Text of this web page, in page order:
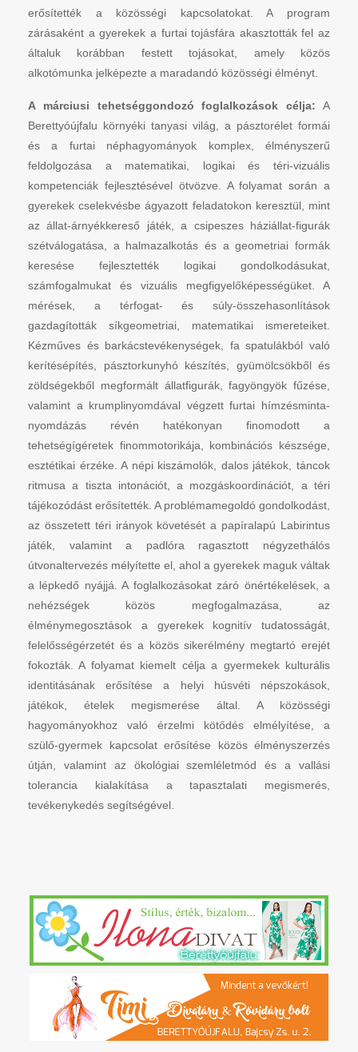
erősítették a közösségi kapcsolatokat. A program
zárásaként a gyerekek a furtai tojásfára akasztották fel az
általuk korábban festett tojásokat, amely közös
alkotómunka jelképezte a maradandó közösségi élményt.
A márciusi tehetséggondozó foglalkozások célja: A
Berettyóújfalu környéki tanyasi világ, a pásztorélet formái
és a furtai néphagyományok komplex, élményszerű
feldolgozása a matematikai, logikai és téri-vizuális
kompetenciák fejlesztésével ötvözve. A folyamat során a
gyerekek cselekvésbe ágyazott feladatokon keresztül, mint
az állat-árnyékkereső játék, a csipeszes háziállat-figurák
szétválogatása, a halmazalkotás és a geometriai formák
keresése fejlesztették logikai gondolkodásukat,
számfogalmukat és vizuális megfigyelőképességüket. A
mérések, a térfogat- és súly-összehasonlítások
gazdagították síkgeometriai, matematikai ismereteiket.
Kézműves és barkácstevékenységek, fa spatulákból való
kerítésépítés, pásztorkunyhó készítés, gyümölcsökből és
zöldségekből megformált állatfigurák, fagyöngyök fűzése,
valamint a krumplinyomdával végzett furtai hímzésminta-
nyomdázás révén hatékonyan finomodott a
tehetségígéretek finommotorikája, kombinációs készsége,
esztétikai érzéke. A népi kiszámolók, dalos játékok, táncok
ritmusa a tiszta intonációt, a mozgáskoordinációt, a téri
tájékozódást erősítették. A problémamegoldó gondolkodást,
az összetett téri irányok követését a papíralapú Labirintus
játék, valamint a padlóra ragasztott négyzethálós
útvonaltervezés mélyítette el, ahol a gyerekek maguk váltak
a lépkedő nyájjá. A foglalkozásokat záró önértékelések, a
nehézségek közös megfogalmazása, az
élménymegosztások a gyerekek kognitív tudatosságát,
felelősségérzetét és a közös sikerélmény megtartó erejét
fokozták. A folyamat kiemelt célja a gyermekek kulturális
identitásának erősítése a helyi húsvéti népszokások,
játékok, ételek megismerése által. A közösségi
hagyományokhoz való érzelmi kötődés elmélyítése, a
szülő-gyermek kapcsolat erősítése közös élményszerzés
útján, valamint az ökológiai szemléletmód és a vallási
tolerancia kialakítása a tapasztalati megismerés,
tevékenykedés segítségével.